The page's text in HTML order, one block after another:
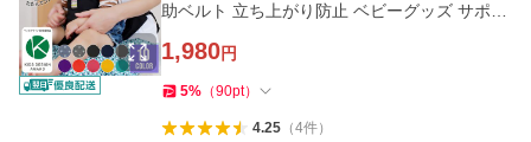
助ベルト 立ち上がり防止 ベビーグッズ サポー
1,980円
5% （90pt）
4.25（4件）